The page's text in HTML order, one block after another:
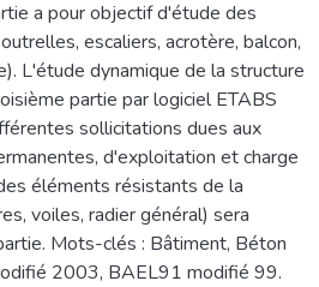
a pour objectif d'étude des
escaliers, acrotère, balcon,
L'étude dynamique de la structure
partie par logiciel ETABS
sollicitations dues aux
d'exploitation et charge
éléments résistants de la
voiles, radier général) sera
Mots-clés : Bâtiment, Béton
2003, BAEL91 modifié 99.